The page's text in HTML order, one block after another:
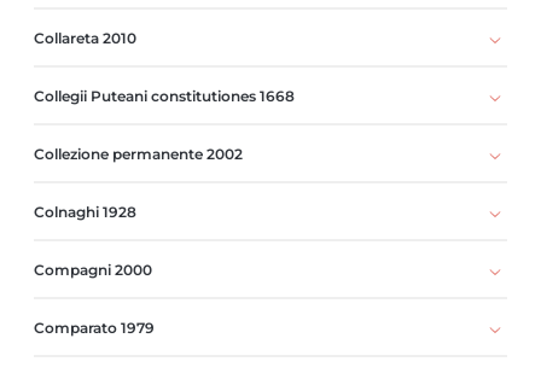
Collareta 2010
Collegii Puteani constitutiones 1668
Collezione permanente 2002
Colnaghi 1928
Compagni 2000
Comparato 1979